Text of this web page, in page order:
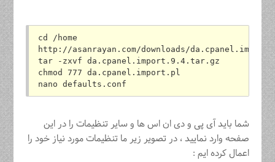
cd /home
http://asanrayan.com/downloads/
tar -zxvf da.cpanel.import.9.4.tar.gz
chmod 777 da.cpanel.import.pl
nano defaults.conf
شما باید آی پی و دی ان اس ها و سایر تنظیمات را در این
صفحه وارد نمایید ، در تصویر زیر ما تنظیمات مورد نیاز خود را
اعمال کرده ایم :